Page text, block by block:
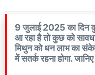
9 जुलाई 2025 का दिन
आ रहा है तो कुछ को
मिथुन को धन लाभ का
में सतर्क रहना होगा.